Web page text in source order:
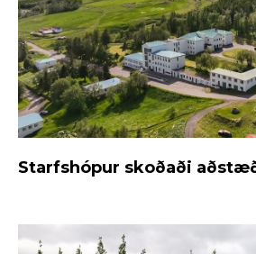
Starfshópur skoðaði